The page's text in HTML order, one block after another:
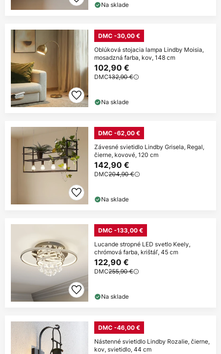
Na sklade
DMC -30,00 €
Oblúková stojacia lampa Lindby Moisia,
mosadzná farba, kov, 148 cm
102,90 €
DMC132,90 €
Na sklade
DMC -62,00 €
Závesné svietidlo Lindby Grisela, Regal,
čierne, kovové, 120 cm
142,90 €
DMC204,90 €
Na sklade
DMC -133,00 €
Lucande stropné LED svetlo Keely,
chrómová farba, krištáľ, 45 cm
122,90 €
DMC255,90 €
Na sklade
DMC -46,00 €
Nástenné svietidlo Lindby Rozalie, čierne,
kov, svietidlo, 44 cm